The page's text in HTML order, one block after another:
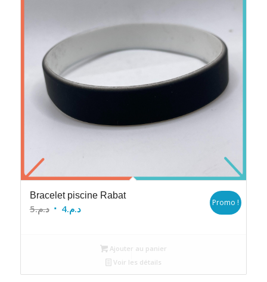
Bracelet piscine Rabat
د.م.5
Le
د.م.4
Le
Promo !
Ajouter au panier
Voir les détails